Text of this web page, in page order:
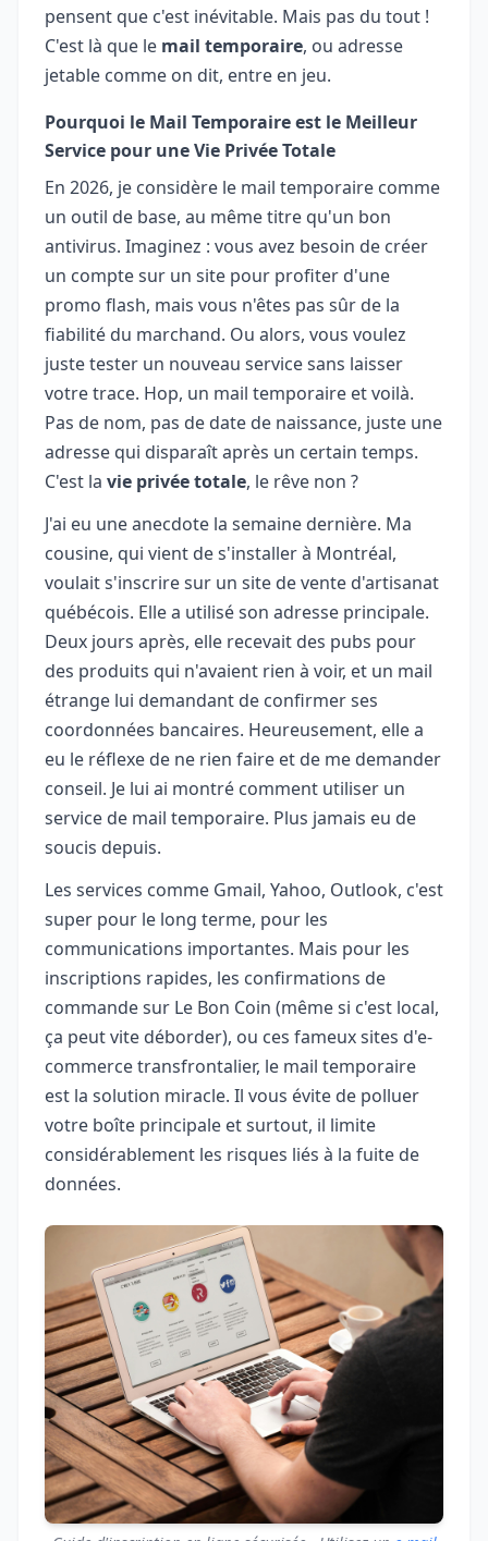
pensent que c'est inévitable. Mais pas du tout !
C'est là que le mail temporaire, ou adresse
jetable comme on dit, entre en jeu.
Pourquoi le Mail Temporaire est le Meilleur
Service pour une Vie Privée Totale
En 2026, je considère le mail temporaire comme
un outil de base, au même titre qu'un bon
antivirus. Imaginez : vous avez besoin de créer
un compte sur un site pour profiter d'une
promo flash, mais vous n'êtes pas sûr de la
fiabilité du marchand. Ou alors, vous voulez
juste tester un nouveau service sans laisser
votre trace. Hop, un mail temporaire et voilà.
Pas de nom, pas de date de naissance, juste une
adresse qui disparaît après un certain temps.
C'est la vie privée totale, le rêve non ?
J'ai eu une anecdote la semaine dernière. Ma
cousine, qui vient de s'installer à Montréal,
voulait s'inscrire sur un site de vente d'artisanat
québécois. Elle a utilisé son adresse principale.
Deux jours après, elle recevait des pubs pour
des produits qui n'avaient rien à voir, et un mail
étrange lui demandant de confirmer ses
coordonnées bancaires. Heureusement, elle a
eu le réflexe de ne rien faire et de me demander
conseil. Je lui ai montré comment utiliser un
service de mail temporaire. Plus jamais eu de
soucis depuis.
Les services comme Gmail, Yahoo, Outlook, c'est
super pour le long terme, pour les
communications importantes. Mais pour les
inscriptions rapides, les confirmations de
commande sur Le Bon Coin (même si c'est local,
ça peut vite déborder), ou ces fameux sites d'e-
commerce transfrontalier, le mail temporaire
est la solution miracle. Il vous évite de polluer
votre boîte principale et surtout, il limite
considérablement les risques liés à la fuite de
données.